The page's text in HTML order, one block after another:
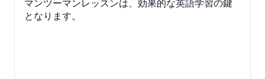
マンツーマンレッスンは、効果的な英語学習の鍵
となります。